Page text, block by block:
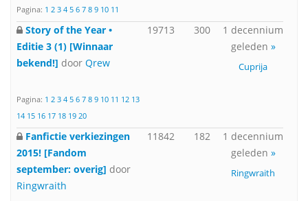
Pagina: 1 2 3 4 5 6 7 8 9 10 11
Story of the Year •
Editie 3 (1) [Winnaar
bekend!] door Qrew
Pagina: 1 2 3 4 5 6 7 8 9 10 11 12 13
14 15 16 17 18 19 20
19713 300
1 decennium
geleden »
Cuprija
Fanfictie verkiezingen
2015! [Fandom
september: overig] door
Ringwraith
11842 182
1 decennium
geleden »
Ringwraith